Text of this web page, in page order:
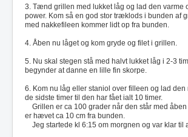
3. Tænd grillen med lukket låg og lad den varme
power. Kom så en god stor træklods i bunden af
med nakkefileen kommer lidt op fra bunden.
4. Åben nu låget og kom gryde og filet i grillen.
5. Nu skal stegen stå med halvt lukket låg i 2-3
begynder at danne en lille fin skorpe.
6. Kom nu låg eller staniol over filleen og lad den
de sidste timer til den har fået ialt 10 timer.
Grillen er ca 100 grader når den står med
er hævet ca 10 cm fra bunden.
Jeg startede kl 6:15 om morgnen og var klar til